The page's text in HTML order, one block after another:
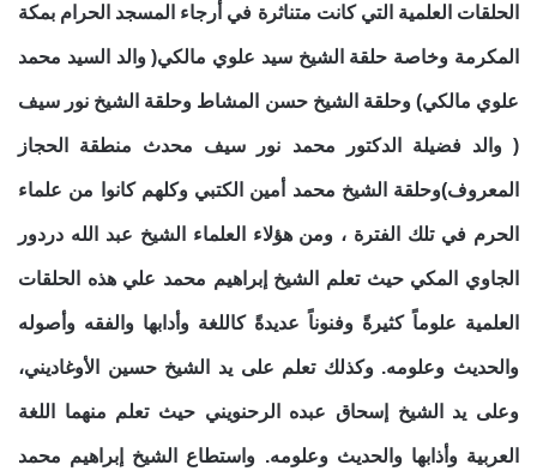
الحلقات العلمية التي كانت متناثرة في أرجاء المسجد الحرام بمكة
المكرمة وخاصة حلقة الشيخ سيد علوي مالكي( والد السيد محمد
علوي مالكي) وحلقة الشيخ حسن المشاط وحلقة الشيخ نور سيف
( والد فضيلة الدكتور محمد نور سيف محدث منطقة الحجاز
المعروف)وحلقة الشيخ محمد أمين الكتبي وكلهم كانوا من علماء
الحرم في تلك الفترة ، ومن هؤلاء العلماء الشيخ عبد الله دردور
الجاوي المكي حيث تعلم الشيخ إبراهيم محمد علي هذه الحلقات
العلمية علوماً كثيرةً وفنوناً عديدةً كاللغة وأدابها والفقه وأصوله
والحديث وعلومه. وكذلك تعلم على يد الشيخ حسين الأوغاديني،
وعلى يد الشيخ إسحاق عبده الرحنويني حيث تعلم منهما اللغة
العربية وأذابها والحديث وعلومه. واستطاع الشيخ إبراهيم محمد